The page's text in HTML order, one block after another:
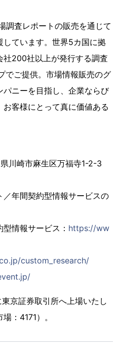
調査レポートの販売を通じて
ています。世界5カ国に拠
社200社以上が発行する調査
でご提供。市場情報販売のグ
パニーを目指し、企業ならび
客様にとって真に価値ある
川崎市麻生区万福寺1-2-3
年間契約型情報サービスの
情報サービス： https://ww
custom_research/
京証券取引所へ上場いたし
：4171）。